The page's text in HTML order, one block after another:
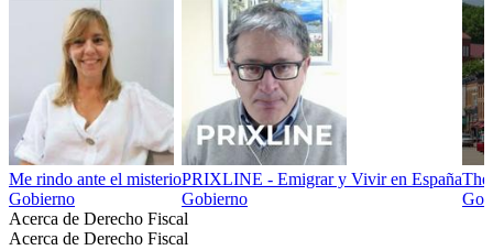
Me rindo ante el misterio
Gobierno
PRIXLINE - Emigrar y Vivir en España
Gobierno
The
Acerca de Derecho Fiscal
Acerca de Derecho Fiscal